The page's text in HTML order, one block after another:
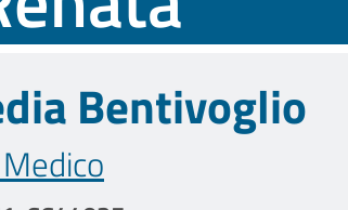
Bentivoglio